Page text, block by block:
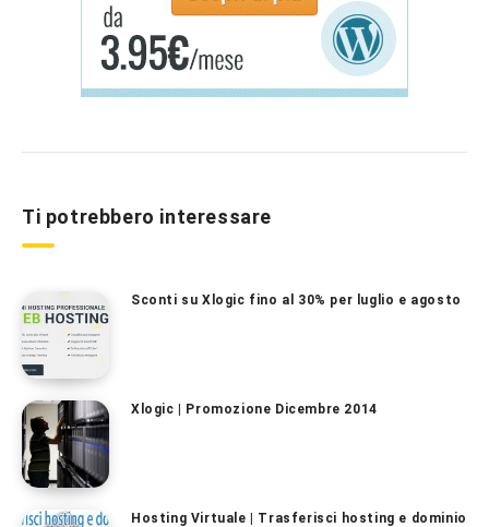
Ti potrebbero interessare
Sconti su Xlogic fino al 30% per luglio e agosto
Xlogic | Promozione Dicembre 2014
Hosting Virtuale | Trasferisci hosting e dominio